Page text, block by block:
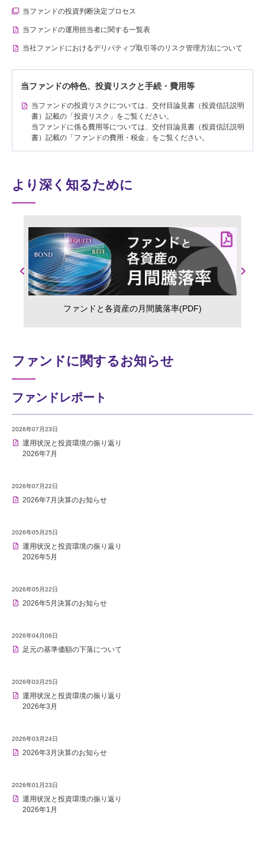
当ファンドの投資判断決定プロセス
当ファンドの運用担当者に関する一覧表
当社ファンドにおけるデリバティブ取引等のリスク管理方法について
当ファンドの特色、投資リスクと手続・費用等
当ファンドの投資リスクについては、交付目論見書（投資信託説明
書）記載の「投資リスク」をご覧ください。
当ファンドに係る費用等については、交付目論見書（投資信託説明
書）記載の「ファンドの費用・税金」をご覧ください。
より深く知るために
Previous
ファンドと各資産の月間騰落率(PDF)
Next
ファンドに関するお知らせ
ファンドレポート
2026年07月23日
運用状況と投資環境の振り返り
2026年7月
2026年07月22日
2026年7月決算のお知らせ
2026年05月25日
運用状況と投資環境の振り返り
2026年5月
2026年05月22日
2026年5月決算のお知らせ
2026年04月06日
足元の基準価額の下落について
2026年03月25日
運用状況と投資環境の振り返り
2026年3月
2026年03月24日
2026年3月決算のお知らせ
2026年01月23日
運用状況と投資環境の振り返り
2026年1月